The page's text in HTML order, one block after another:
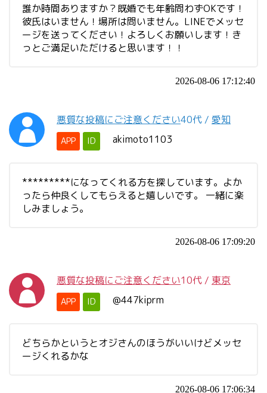
誰か時間ありますか？既婚でも年齢問わずOKです！
彼氏はいません！場所は問いません。LINEでメッセ
ージを送ってください！よろしくお願いします！き
っとご満足いただけると思います！！
2026-08-06 17:12:40
悪質な投稿にご注意ください40代 / 愛知
APP ID akimoto1103
*********になってくれる方を探しています。よか
ったら仲良くしてもらえると嬉しいです。 一緒に楽
しみましょう。
2026-08-06 17:09:20
悪質な投稿にご注意ください10代 / 東京
APP ID @447kiprm
どちらかというとオジさんのほうがいいけどメッセ
ージくれるかな
2026-08-06 17:06:34